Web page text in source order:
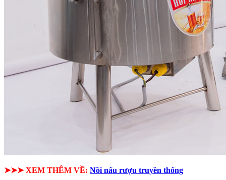
➤➤➤ XEM THÊM VỀ: Nồi nấu rượu truyền thống